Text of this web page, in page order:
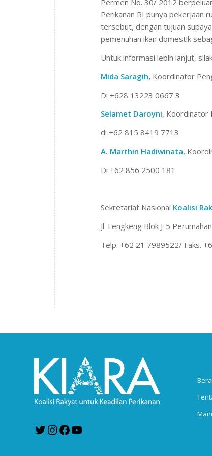
Permen No. 30/ 2012
Perikanan RI punya pekerjaan
tersebut, dengan tujuan
pemenuhan ikan domestik
Untuk informasi lebih lanjut,
Mida Saragih, Koordinator
Di +628 13223 0667 3
Selamet Daroyni, Koordinator
di +62 815 8419 7713
A. Marthin Hadiwinata,
Di +62 856 2500 181
Sekretariat Nasional Koalisi
Jl. Lengkeng Blok J-5
Telp. +62 21 7989522/ Faks.
TwitterInstagram
Facebook